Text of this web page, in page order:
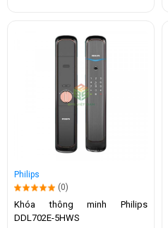
Philips
(0)
Khóa thông minh Philips
DDL702E-5HWS